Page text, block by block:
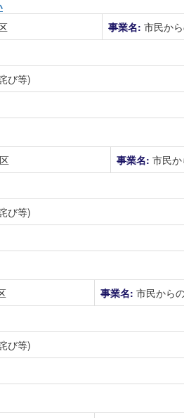
事業名: 市民か
び等)
事業名: 市民
び等)
事業名: 市民から
び等)